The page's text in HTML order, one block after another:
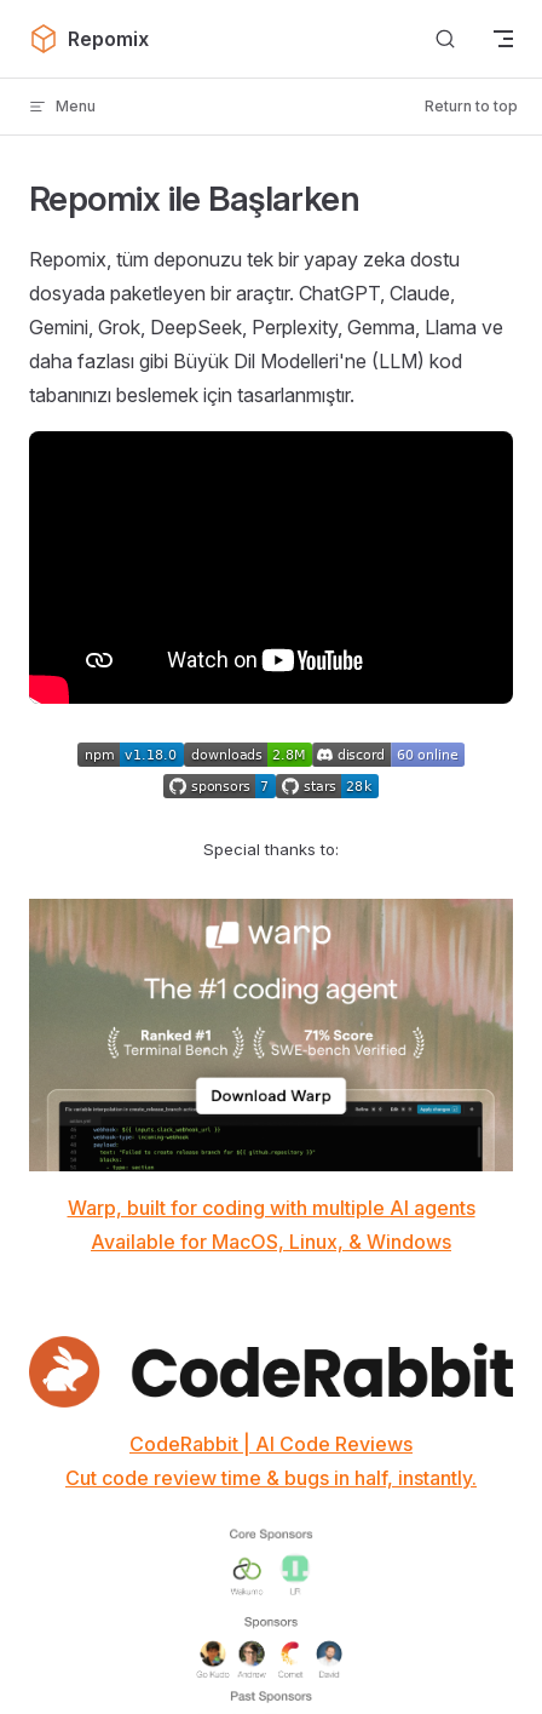
Skip to content
Repomix
Menu Return to top
Repomix ile Başlarken
Repomix, tüm deponuzu tek bir yapay zeka dostu
dosyada paketleyen bir araçtır. ChatGPT, Claude,
Gemini, Grok, DeepSeek, Perplexity, Gemma, Llama ve
daha fazlası gibi Büyük Dil Modelleri'ne (LLM) kod
tabanınızı beslemek için tasarlanmıştır.
Special thanks to:
Warp, built for coding with multiple AI agents
Available for MacOS, Linux, & Windows
CodeRabbit | AI Code Reviews
Cut code review time & bugs in half, instantly.